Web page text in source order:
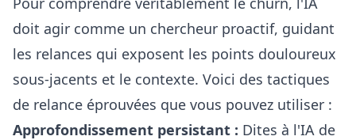
doit agir comme un chercheur proactif, guidant
les relances qui exposent les points douloureux
sous-jacents et le contexte. Voici des tactiques
de relance éprouvées que vous pouvez utiliser :
Approfondissement persistant : Dites à l'IA de